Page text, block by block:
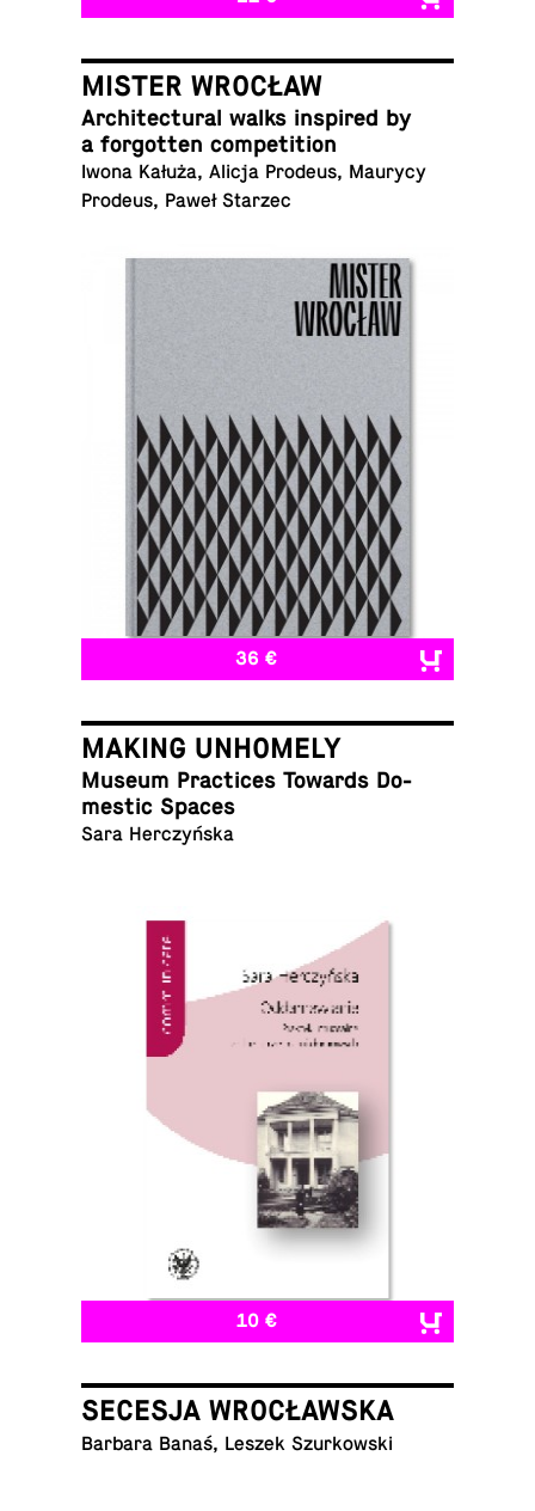
MISTER WROCŁAW
Ar­chi­tec­tural walks in­spired by
a for­got­ten competition
Iwona Kałuża, Alicja Prodeus, Maurycy
Prodeus, Paweł Starzec
36 €
MAKING UNHOMELY
Museum Prac­tices Towards Do­
mes­tic Spaces
Sara Herczyńska
10 €
SECESJA WROCŁAWSKA
Barbara Banaś, Leszek Szurkowski